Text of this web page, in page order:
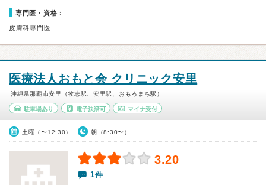
専門医・資格：
皮膚科専門医
医療法人おもと会 クリニック安里
沖縄県那覇市安里（牧志駅、安里駅、おもろまち駅）
駐車場あり 電子決済可 マイナ受付
土曜（〜12:30） 朝（8:30〜）
3.20
1件